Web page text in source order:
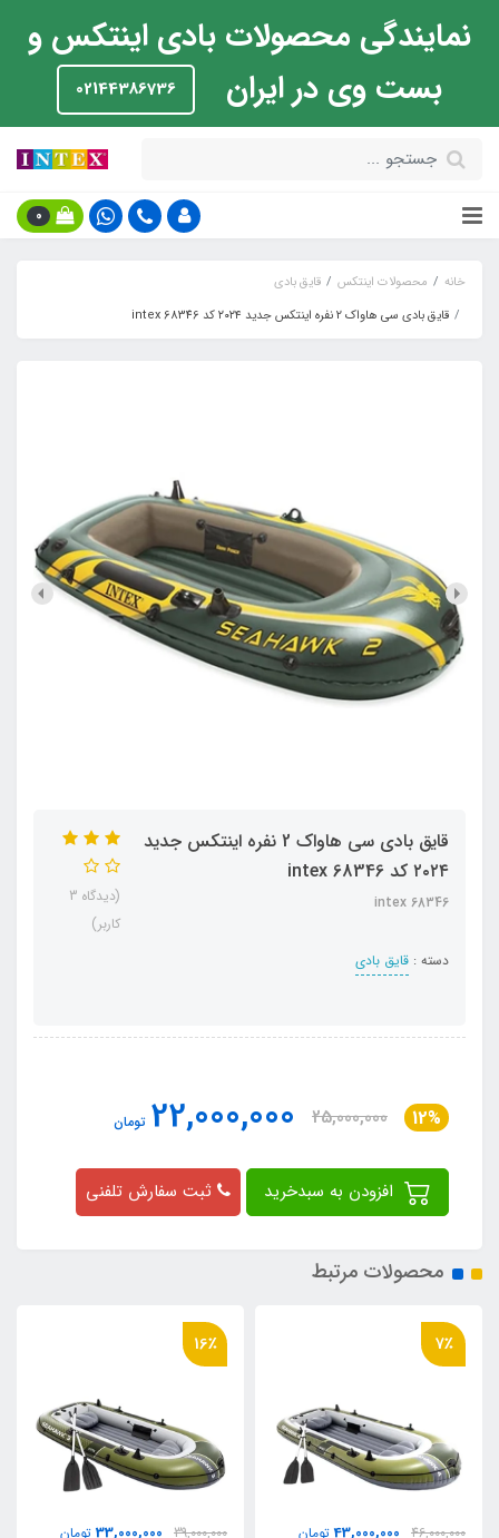
نمایندگی محصولات بادی اینتکس و
بست وی در ایران
02144386736
0
خانه محصولات اینتکس
قایق بادی
قایق بادی سی هاواک 2 نفره اینتکس جدید ۲۰۲۴ کد intex 68346
قایق بادی سی هاواک 2 نفره اینتکس جدید
۲۰۲۴ کد intex 68346
intex 68346
دسته : قایق بادی
(دیدگاه 3
کاربر)
12%
25,000,000
22,000,000 تومان
ثبت سفارش تلفنی
محصولات مرتبط
39,000,000
33,000,000
21,000,000
19,800,000